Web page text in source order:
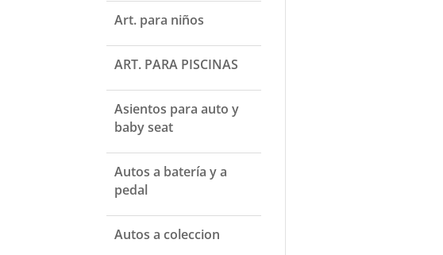
Art. para niños
ART. PARA PISCINAS
Asientos para auto y
baby seat
Autos a batería y a
pedal
Autos a coleccion